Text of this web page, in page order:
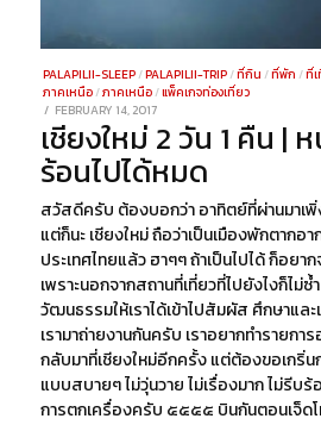
PALAPILII-SLEEP /PALAPILII-TRIP /ที่กิน /ที่พัก /ที่
ภาคเหนือ /ภาคเหนือ /แพ็คเกจท่องเที่ยว
POSTED
ON
FEBRUARY 14, 2017
29,
2021
เชียงใหม่ 2 วัน 1 คืน |
ร้อนไปได้หมด
สวัสดีครับ ต้องบอกว่า อาทิตย์ที่ผ่านมาเพิ่
แต่ก็นะ เชียงใหม่ ถือว่าเป็นเมืองพักตากอ
ประเทศไทยแล้ว ฮาๆๆ ถ้าเป็นไปได้ ก็อยา
เพราะนอกจากสถานที่เที่ยวที่ไปยังไงก็ไม่
วัฒนธรรมให้เราได้เข้าไปสัมผัส ศึกษาแล
เรามาถ่ายงานกันครับ เราอยากทำรายกา
กลับมาที่เชียงใหม่อีกครั้ง แต่ต้องขอเกริ่น
แบบสบายๆ ไม่วุ่นวาย ไม่เรื่องมาก ไม่รีบร้
การตกเครื่องครับ ๕๕๕๕ บินกันตอนเจ็ด